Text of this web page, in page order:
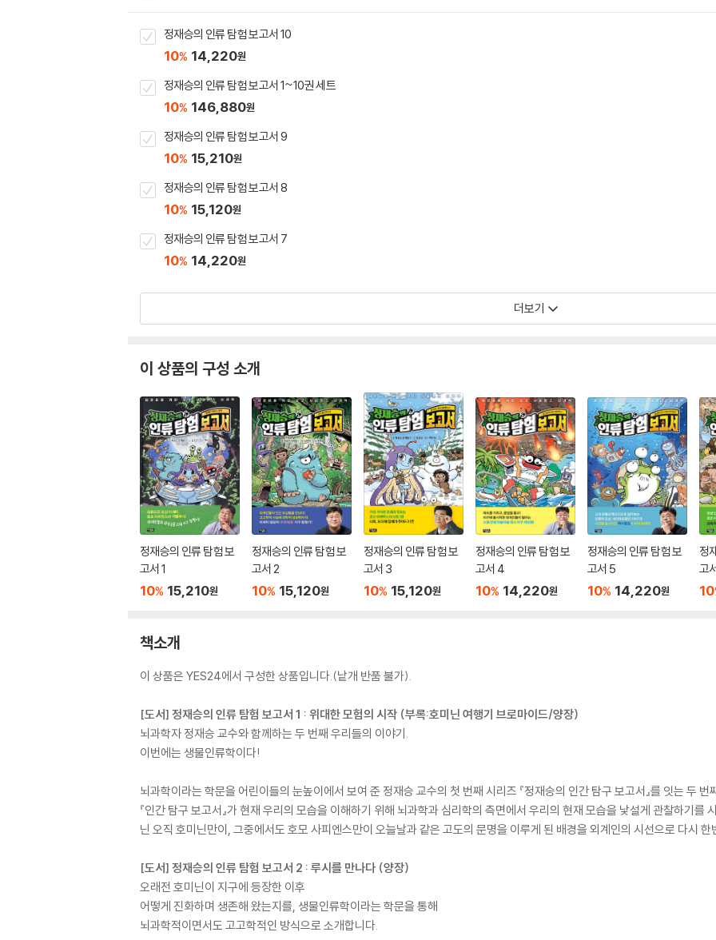
정재승의 인류 탐험 보고서 10
10% 14,220원
정재승의 인류 탐험 보고서 1~10권 세트
10% 146,880원
정재승의 인류 탐험 보고서 9
10% 15,210원
정재승의 인류 탐험 보고서 8
10% 15,120원
정재승의 인류 탐험 보고서 7
10% 14,220원
더보기
이 상품의 구성 소개
정재승의 인류 탐험 보
고서 1
10% 15,210원
정재승의 인류 탐험 보
고서 2
10% 15,120원
정재승의 인류 탐험 보
고서 3
10% 15,120원
정재승의 인류 탐험 보
고서 4
10% 14,220원
정재승의 인류 탐험 보
고서 5
10% 14,220원
정
고
10
책소개
이 상품은 YES24에서 구성한 상품입니다.(낱개 반품 불가).
[도서] 정재승의 인류 탐험 보고서 1 : 위대한 모험의 시작 (부록:호미닌 여행기 브로마이드/양장)
뇌과학자 정재승 교수와 함께하는 두 번째 우리들의 이야기.
이번에는 생물인류학이다!
뇌과학이라는 학문을 어린이들의 눈높이에서 보여 준 정재승 교수의 첫 번째 시리즈 『정재승의 인간 탐구 보고서』를 잇는 두
『인간 탐구 보고서』가 현재 우리의 모습을 이해하기 위해 뇌과학과 심리학의 측면에서 우리의 현재 모습을 낯설게 관찰하기
닌 오직 호미닌만이, 그중에서도 호모 사피엔스만이 오늘날과 같은 고도의 문명을 이루게 된 배경을 외계인의 시선으로 다시 한
[도서] 정재승의 인류 탐험 보고서 2 : 루시를 만나다 (양장)
오래전 호미닌이 지구에 등장한 이후
어떻게 진화하며 생존해 왔는지를, 생물인류학이라는 학문을 통해
뇌과학적이면서도 고고학적인 방식으로 소개합니다.